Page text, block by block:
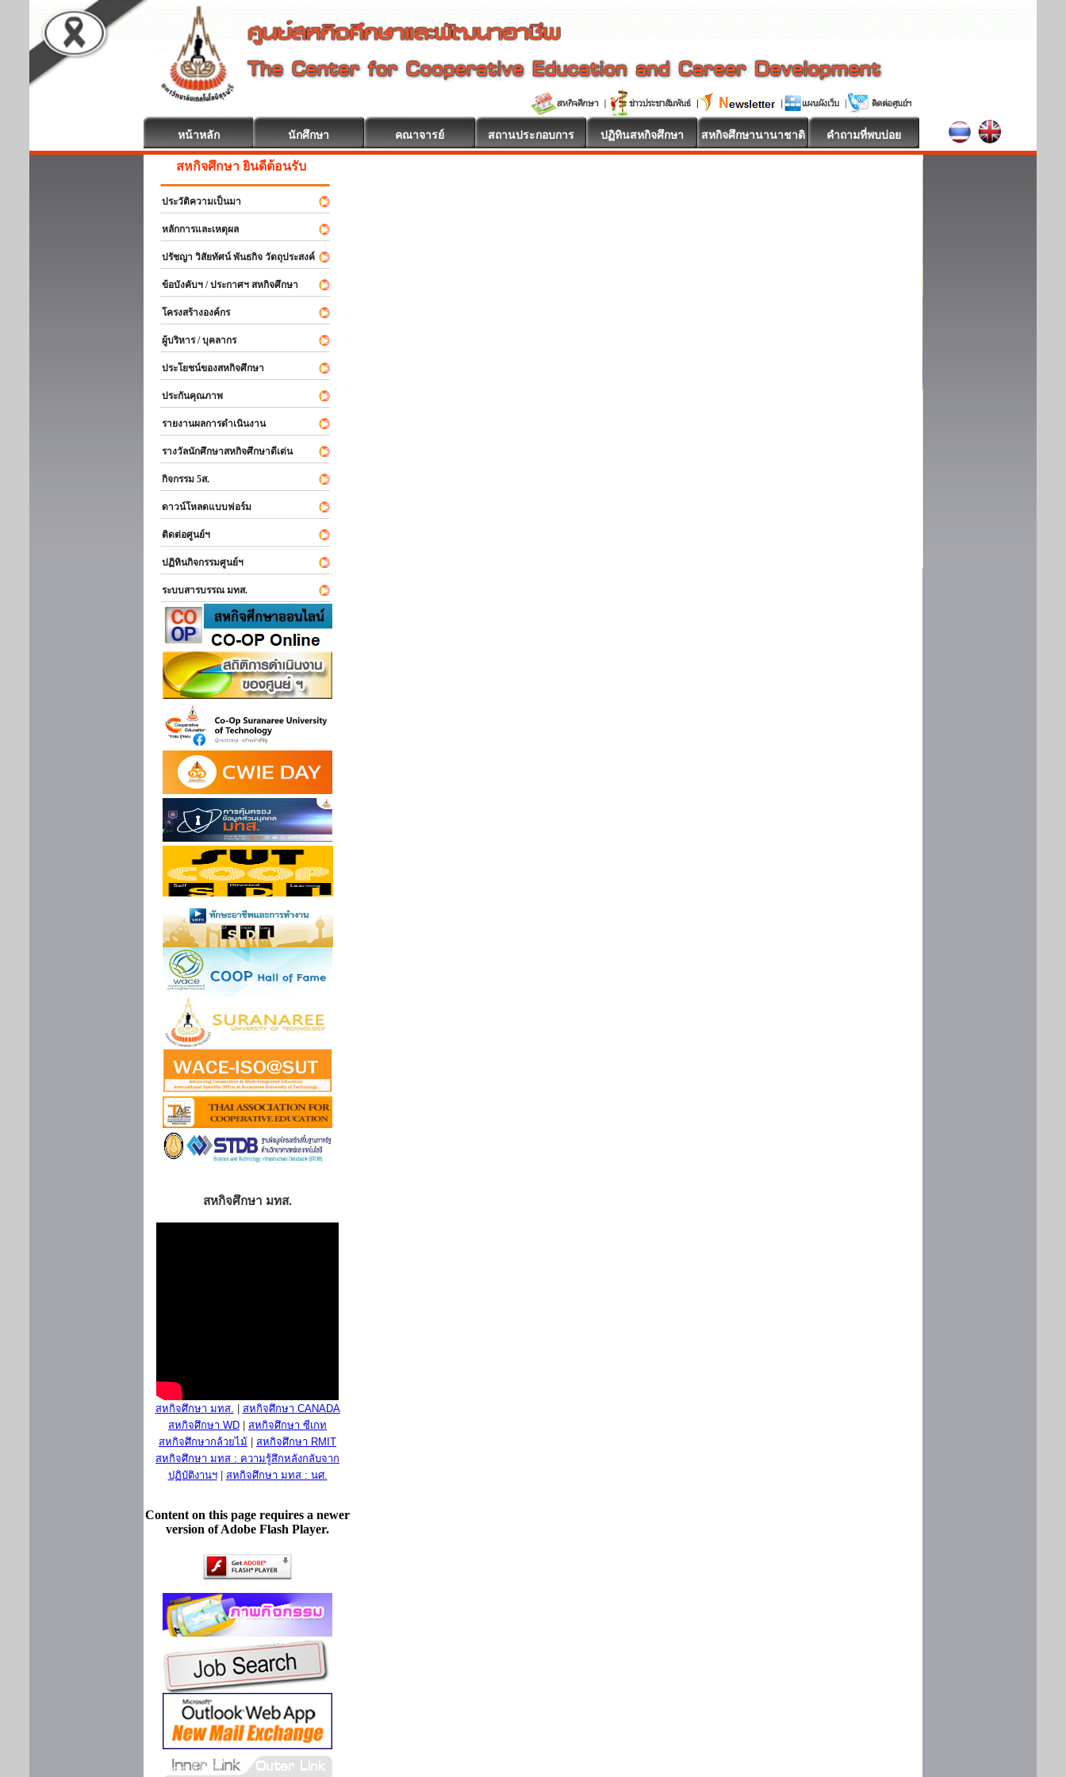
หน้าหลัก นักศึกษา คณาจารย์ สถานประกอบการ ปฏิทินสหกิจศึกษา สหกิจศึกษานานาชาติ คำถามที่พบบ่อย
สหกิจศึกษา ยินดีต้อนรับ
ประวัติความเป็นมา
หลักการและเหตุผล
ปรัชญา วิสัยทัศน์ พันธกิจ วัตถุประสงค์
ข้อบังคับฯ / ประกาศฯ สหกิจศึกษา
โครงสร้างองค์กร
ผู้บริหาร / บุคลากร
ประโยชน์ของสหกิจศึกษา
ประกันคุณภาพ
รายงานผลการดำเนินงาน
รางวัลนักศึกษาสหกิจศึกษาดีเด่น
กิจกรรม 5ส.
ดาวน์โหลดแบบฟอร์ม
ติดต่อศูนย์ฯ
ปฏิทินกิจกรรมศูนย์ฯ
ระบบสารบรรณ มทส.
สหกิจศึกษา มทส.
สหกิจศึกษา มทส.
สหกิจศึกษา CANADA
สหกิจศึกษา WD
สหกิจศึกษา ซีเกท
สหกิจศึกษากล้วยไม้
สหกิจศึกษา RMIT
สหกิจศึกษา มทส : ความรู้สึกหลังกลับจาก
ปฏิบัติงานฯ| สหกิจศึกษา มทส : นศ.
Content on this page requires a newer
version of Adobe Flash Player.